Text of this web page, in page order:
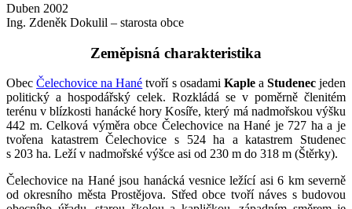
Duben 2002
Ing. Zdeněk Dokulil – starosta obce
Zeměpisná charakteristika
ObecČelechovice na Hané tvoří s osadami Kaple a Studenecjeden
politický a hospodářský celek. Rozkládá se v poměrně členitém
terénu v blízkosti hanácké hory Kosíře, který má nadmořskou výšku
442 m. Celková výměra obce Čelechovice na Hané je 727 ha a je
tvořena katastrem Čelechovice s 524 ha a katastrem Studenec
s 203 ha. Leží v nadmořské výšce asi od 230 m do 318 m (Štěrky).
Čelechovice na Hané jsou hanácká vesnice ležící asi 6 km severně
od okresního města Prostějova. Střed obce tvoří náves s budovou